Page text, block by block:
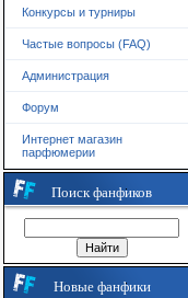
Конкурсы и турниры
Частые вопросы (FAQ)
Администрация
Форум
Интернет магазин
парфюмерии
Поиск фанфиков
Новые фанфики